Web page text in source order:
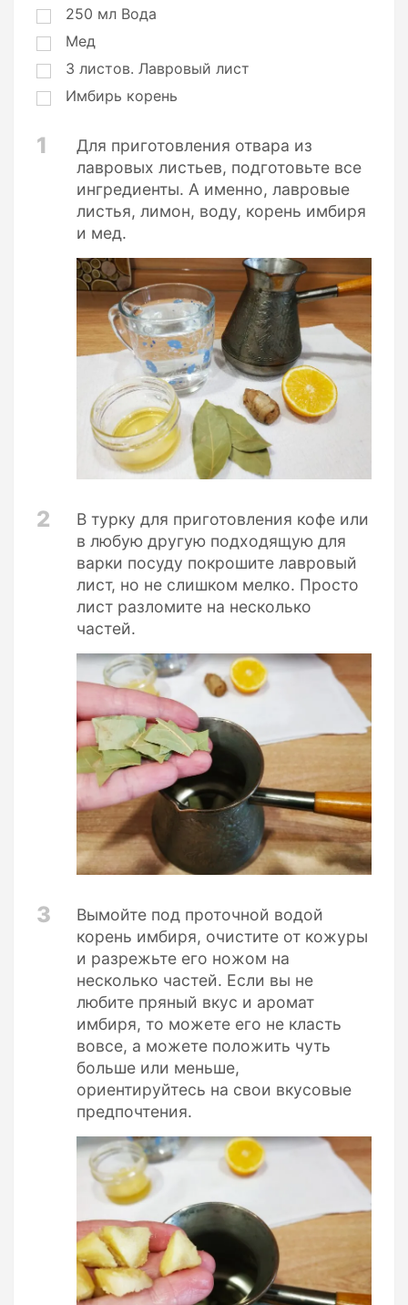
и
250 мл Вода
Мед
3 листов. Лавровый лист
Имбирь корень
1
Для приготовления отвара из
лавровых листьев, подготовьте все
ингредиенты. А именно, лавровые
листья, лимон, воду, корень имбиря
и мед.
2
В турку для приготовления кофе или
в любую другую подходящую для
варки посуду покрошите лавровый
лист, но не слишком мелко. Просто
лист разломите на несколько
частей.
3
Вымойте под проточной водой
корень имбиря, очистите от кожуры
и разрежьте его ножом на
несколько частей. Если вы не
любите пряный вкус и аромат
имбиря, то можете его не класть
вовсе, а можете положить чуть
больше или меньше,
ориентируйтесь на свои вкусовые
предпочтения.